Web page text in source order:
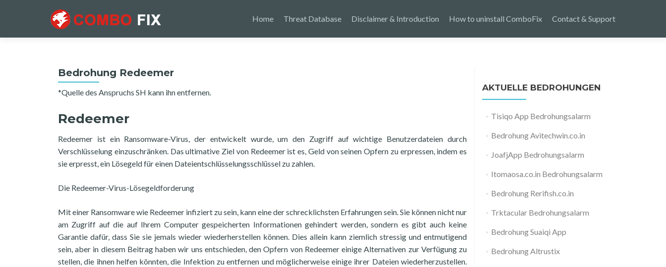
Home Threat Database Disclaimer & Introduction How to uninstall ComboFix Contact & Support
Bedrohung Redeemer
*Quelle des Anspruchs SH kann ihn entfernen.
Redeemer
Redeemer ist ein Ransomware-Virus, der entwickelt wurde, um den Zugriff auf wichtige Benutzerdateien durch
Verschlüsselung einzuschränken. Das ultimative Ziel von Redeemer ist es, Geld von seinen Opfern zu erpressen, indem es
sie erpresst, ein Lösegeld für einen Dateientschlüsselungsschlüssel zu zahlen.
Die Redeemer-Virus-Lösegeldforderung
Mit einer Ransomware wie Redeemer infiziert zu sein, kann eine der schrecklichsten Erfahrungen sein. Sie können nicht nur
am Zugriff auf die auf Ihrem Computer gespeicherten Informationen gehindert werden, sondern es gibt auch keine
Garantie dafür, dass Sie sie jemals wieder wiederherstellen können. Dies allein kann ziemlich stressig und entmutigend
sein, aber in diesem Beitrag haben wir uns entschieden, den Opfern von Redeemer einige Alternativen zur Verfügung zu
stellen, die ihnen helfen könnten, die Infektion zu entfernen und möglicherweise einige ihrer Dateien wiederherzustellen.
AKTUELLE BEDROHUNGEN
Tisiqo App Bedrohungsalarm
Bedrohung Avitechwin.co.in
JoafjApp Bedrohungsalarm
Itomaosa.co.in Bedrohungsalarm
Bedrohung Rerifish.co.in
Trktacular Bedrohungsalarm
Bedrohung Suaiqi App
Bedrohung Altrustix